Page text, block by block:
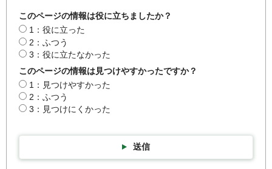
このページの情報は役に立ちましたか？
1：役に立った
2：ふつう
3：役に立たなかった
このページの情報は見つけやすかったですか？
1：見つけやすかった
2：ふつう
3：見つけにくかった
送信